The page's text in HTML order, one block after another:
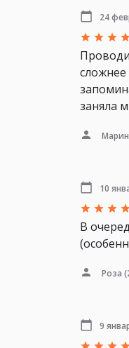
24
сложнее
заняла
10
В
Роза
9